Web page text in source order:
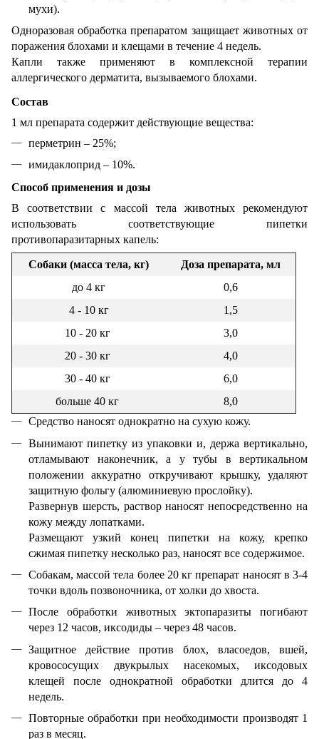
мухи).
Одноразовая обработка препаратом защищает животных от
поражения блохами и клещами в течение 4 недель.
Капли также применяют в комплексной терапии
аллергического дерматита, вызываемого блохами.
Состав
1 мл препарата содержит действующие вещества:
перметрин – 25%;
имидаклоприд – 10%.
Способ применения и дозы
В соответствии с массой тела животных рекомендуют
использовать соответствующие пипетки
противопаразитарных капель:
Собаки (масса тела, кг)
Доза препарата, мл
​до 4 кг
0,6
4 - 10 кг
1,5
10 - 20 кг
3,0
20 - 30 кг
4,0
30 - 40 кг
6,0
больше 40 кг
8,0
Средство наносят однократно на сухую кожу.
Вынимают пипетку из упаковки и, держа вертикально,
отламывают наконечник, а у тубы в вертикальном
положении аккуратно откручивают крышку, удаляют
защитную фольгу (алюминиевую прослойку).
Развернув шерсть, раствор наносят непосредственно на
кожу между лопатками.
Размещают узкий конец пипетки на кожу, крепко
сжимая пипетку несколько раз, наносят все содержимое.
Собакам, массой тела более 20 кг препарат наносят в 3-4
точки вдоль позвоночника, от холки до хвоста.
После обработки животных эктопаразиты погибают
через 12 часов, иксодиды – через 48 часов.
Защитное действие против блох, власоедов, вшей,
кровососущих двукрылых насекомых, иксодовых
клещей после однократной обработки длится до 4
недель.
Повторные обработки при необходимости производят 1
раз в месяц.